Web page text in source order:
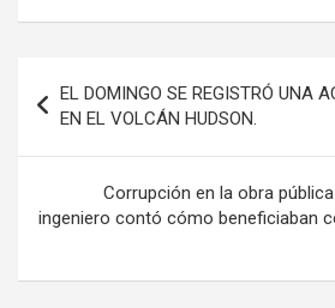
de
entradas
EL DOMINGO SE REGISTRÓ UNA
EN EL VOLCÁN HUDSON.
Corrupción en la obra
ingeniero contó cómo beneficiaban